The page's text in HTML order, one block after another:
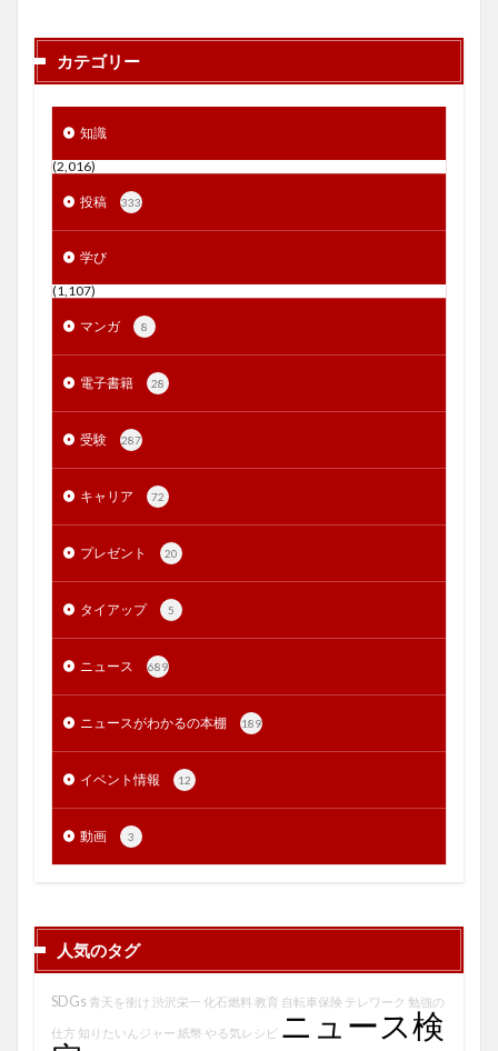
カテゴリー
知識
(2,016)
投稿 333
学び
(1,107)
マンガ 8
電子書籍 28
受験 287
キャリア 72
プレゼント 20
タイアップ 5
ニュース 689
ニュースがわかるの本棚 189
イベント情報 12
動画 3
人気のタグ
SDGs 青天を衝け 渋沢栄一 化石燃料 教育 自転車保険 テレワーク 勉強の
仕方 知りたいんジャー 紙幣 やる気レシピ ニュース検